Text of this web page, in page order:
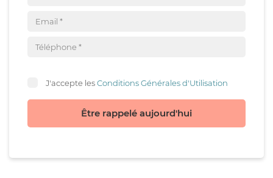
J'accepte lesConditions Générales d'Utilisation
Être rappelé aujourd'hui